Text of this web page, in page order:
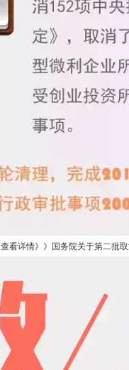
查看详情》》国务院关于第二批